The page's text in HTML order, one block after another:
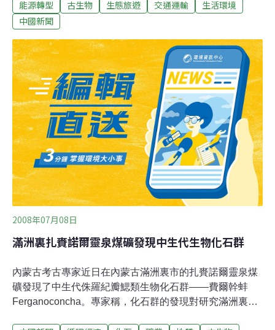
的回族、藏族民俗風情，世界上最大的藏傳佛教學府拉卜
楞寺，還可以領略唐蕃古道的風貌，參觀和政古生物化石
能源轉型 古生物 生態旅遊 交通運輸
生活環境
中國新聞
2008年07月08日
滿洲裏扎賚諾爾靈泉煤礦發現中生代生物化石群
內蒙古考古專家近日在內蒙古滿洲裏市的扎賚諾爾靈泉煤
礦發現了中生代侏羅紀瓣鰓類生物化石群——費爾幹蚌
Ferganoconcha。專家稱，化石群的發現對研究滿洲裏及